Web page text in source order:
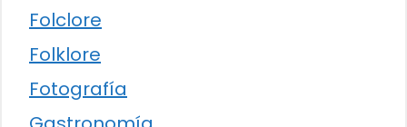
Folclore
Folklore
Fotografía